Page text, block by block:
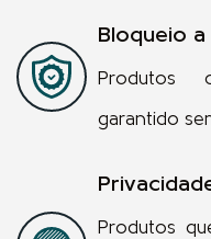
Bloqueio a
Produtos
garantido
Produtos